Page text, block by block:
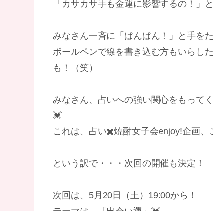
「カサカサ手も金運に影響するの！」
みなさん一斉に「ぱんぱん！」と手を
ボールペンで線を書き込む方もいら
も！（笑）
みなさん、占いへの強い関心をもって
💓
これは、占い✖️焼酎女子会enjoy!企画、
という訳で・・・次回の開催も決定！
次回は、5月20日（土）19:00から！